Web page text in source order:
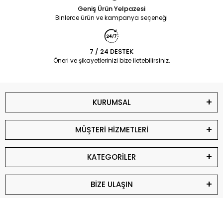
Geniş Ürün Yelpazesi
Binlerce ürün ve kampanya seçeneği
7 / 24 DESTEK
Öneri ve şikayetlerinizi bize iletebilirsiniz.
KURUMSAL
MÜŞTERİ HİZMETLERİ
KATEGORİLER
BİZE ULAŞIN